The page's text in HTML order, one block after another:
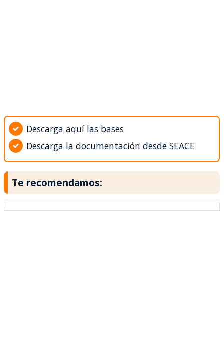
Descarga aquí las bases
Descarga la documentación desde SEACE
Te recomendamos: